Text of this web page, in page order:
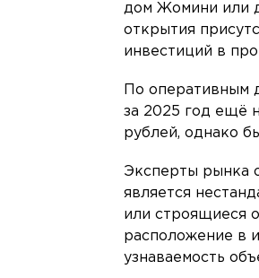
дом Жомини или
открытия
инвестиций в
По оперативным
за 2025 год ещё
рублей, однако
Эксперты рынка
является
или строящиеся
расположение в
узнаваемость